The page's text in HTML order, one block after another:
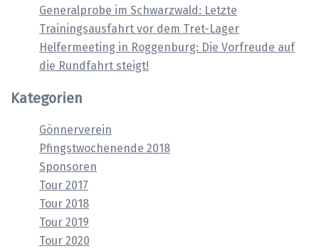
Generalprobe im Schwarzwald: Letzte
Trainingsausfahrt vor dem Tret-Lager
Helfermeeting in Roggenburg: Die Vorfreude auf
die Rundfahrt steigt!
Kategorien
Gönnerverein
Pfingstwochenende 2018
Sponsoren
Tour 2017
Tour 2018
Tour 2019
Tour 2020